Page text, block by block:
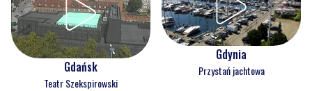
Gdańsk
Teatr Szekspirowski
Gdynia
Przystań jachtowa